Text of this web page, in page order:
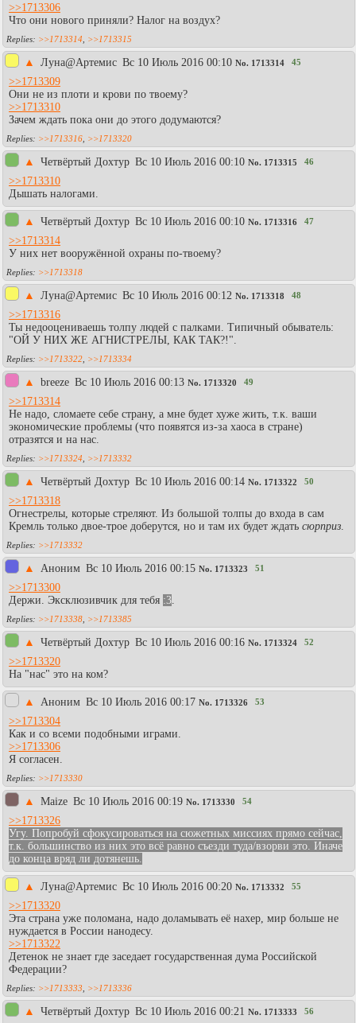
>>1713306
Что они нового приняли? Налог на воздух?
>>1713314 >>1713315
▲ Луна@Артемис Вc 10 Июль 2016 00:10 No. 1713314 45
>>1713309
Они не из плоти и крови по твоему?
>>1713310
Зачем ждать пока они до этого додумаются?
>>1713316 >>1713320
▲ Четвёртый Дохтур Вc 10 Июль 2016 00:10 No. 1713315 46
>>1713310
Дышать налогами.
▲ Четвёртый Дохтур Вc 10 Июль 2016 00:10 No. 1713316 47
>>1713314
У них нет вооружённой охраны по-твоему?
>>1713318
▲ Луна@Артемис Вc 10 Июль 2016 00:12 No. 1713318 48
>>1713316
Ты недооцениваешь толпу людей с палками. Типичный обыватель:
"ОЙ У НИХ ЖЕ АГНИСТРЕЛЫ, КАК ТАК?!".
>>1713322 >>1713334
▲ breeze Вc 10 Июль 2016 00:13 No. 1713320 49
>>1713314
Не надо, сломаете себе страну, а мне будет хуже жить, т.к. ваши
экономические проблемы (что появятся из-за хаоса в стране)
отразятся и на нас.
>>1713324 >>1713332
▲ Четвёртый Дохтур Вc 10 Июль 2016 00:14 No. 1713322 50
>>1713318
Огнестрелы, которые стреляют. Из большой толпы до входа в сам
Кремль только двое-трое доберутся, но и там их будет ждать сюрприз
>>1713332
▲ Aнoним Вc 10 Июль 2016 00:15 No. 1713323 51
>>1713300
Держи. Эксклюзивчик для тебя :3
>>1713338 >>1713385
▲ Четвёртый Дохтур Вc 10 Июль 2016 00:16 No. 1713324 52
>>1713320
На "нас" это на ком?
▲ Аноним Вc 10 Июль 2016 00:17 No. 1713326 53
>>1713304
Как и со всеми подобными играми.
>>1713306
Я согласен.
>>1713330
▲ Maize Вc 10 Июль 2016 00:19 No. 1713330 54
>>1713326
Угу. Попробуй сфокусироваться на сюжетных миссиях прямо сейчас,
т.к. большинство из них это всё равно съезди туда/взорви это. Иначе
до конца вряд ли дотянешь.
▲ Луна@Артемис Вc 10 Июль 2016 00:20 No. 1713332 55
>>1713320
Эта страна уже поломана, надо доламывать её нахер, мир больше не
нуждается в России нанодесу.
>>1713322
Детенок не знает где заседает государственная дума Российской
Федерации?
>>1713333 >>1713336
▲ Четвёртый Дохтур Вc 10 Июль 2016 00:21 No. 1713333 56